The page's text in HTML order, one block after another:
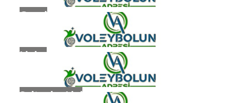
Genel
Ligler
Sultanlar Ligi